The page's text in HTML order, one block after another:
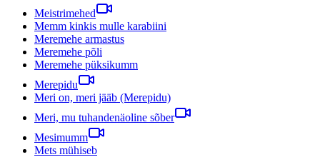
Meistrimehed
Memm kinkis mulle karabiini
Meremehe armastus
Meremehe põli
Meremehe püksikumm
Merepidu
Meri on, meri jääb (Merepidu)
Meri, mu tuhandenäoline sõber
Mesimumm
Mets mühiseb